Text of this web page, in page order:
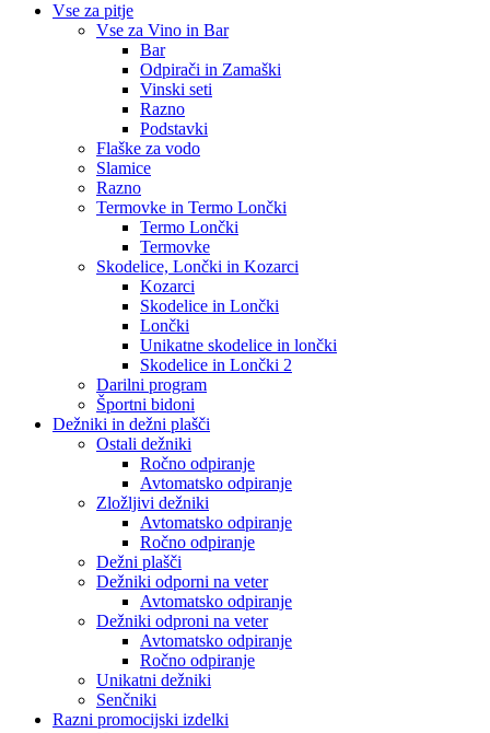
Vse za pitje
Vse za Vino in Bar
Bar
Odpirači in Zamaški
Vinski seti
Razno
Podstavki
Flaške za vodo
Slamice
Razno
Termovke in Termo Lončki
Termo Lončki
Termovke
Skodelice, Lončki in Kozarci
Kozarci
Skodelice in Lončki
Lončki
Unikatne skodelice in lončki
Skodelice in Lončki 2
Darilni program
Športni bidoni
Dežniki in dežni plašči
Ostali dežniki
Ročno odpiranje
Avtomatsko odpiranje
Zložljivi dežniki
Avtomatsko odpiranje
Ročno odpiranje
Dežni plašči
Dežniki odporni na veter
Avtomatsko odpiranje
Dežniki odproni na veter
Avtomatsko odpiranje
Ročno odpiranje
Unikatni dežniki
Senčniki
Razni promocijski izdelki